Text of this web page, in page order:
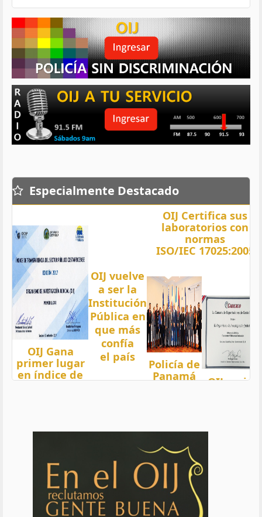
Especialmente Destacado
OIJ Gana
primer lugar
en índice de
OIJ vuelve
a ser la
Institución
Pública en
que más
confía
el país
OIJ Certifica sus
laboratorios con
normas
ISO/IEC 17025:2005
Policía de
Panamá
OIJ mejor